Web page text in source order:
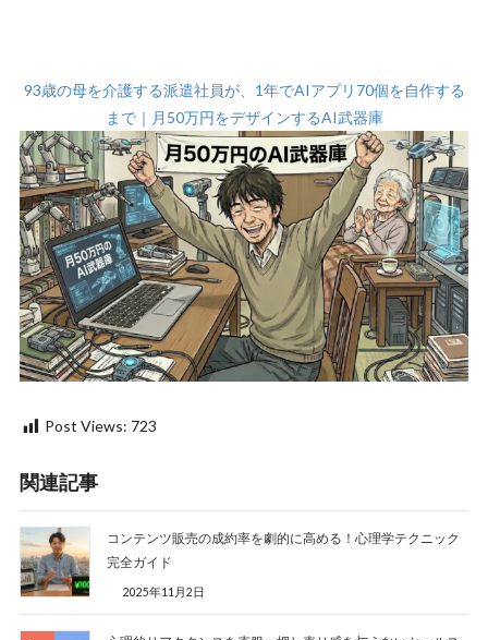
93歳の母を介護する派遣社員が、1年でAIアプリ70個を自作する
まで｜月50万円をデザインするAI武器庫
Post Views: 723
関連記事
コンテンツ販売の成約率を劇的に高める！心理学テクニック
完全ガイド
2025年11月2日